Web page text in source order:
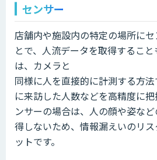
センサー
店舗内や施設内の特定の場所に
とで、人流データを取得するこ
は、カメラと
同様に人を直接的に計測する方
に来訪した人数などを高精度に
ンサーの場合は、人の顔や姿な
得しないため、情報漏えいのリ
ットです。